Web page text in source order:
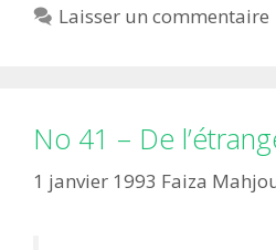
Laisser un commentaire
No 41 – De
1 janvier 1993 Faiza